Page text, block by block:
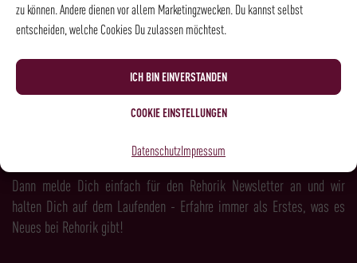
zu können. Andere dienen vor allem Marketingzwecken. Du kannst selbst
entscheiden, welche Cookies Du zulassen möchtest.
ICH BIN EINVERSTANDEN
COOKIE EINSTELLUNGEN
DatenschutzImpressum
NEWSLETTER
Dann melde Dich einfach für den Rehorik Newsletter an und wir
halten Dich auf dem Laufenden - Erfahre immer als Erstes, was es
Neues bei Rehorik gibt!